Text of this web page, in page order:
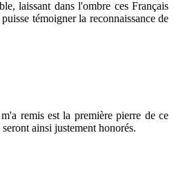
laissant dans l'ombre ces Français
témoigner la reconnaissance de
remis est la première pierre de ce
ainsi justement honorés.